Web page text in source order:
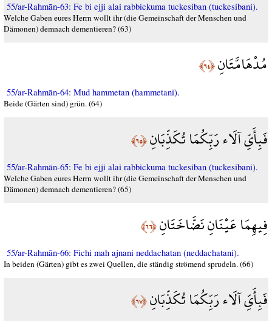
55/ar-Rahmān-63: Fe bi ejji alai rabbickuma tuckesiban (tuckesibani).
Welche Gaben eures Herrn wollt ihr (die Gemeinschaft der Menschen und
Dämonen) demnach dementieren? (63)
مُدْهَامَّتَانِ﴿٦٤﴾
55/ar-Rahmān-64: Mud hammetan (hammetani).
Beide (Gärten sind) grün. (64)
فَبِأَيِّ آلَاء رَبِّكُمَا تُكَذِّبَانِ﴿٦٥﴾
55/ar-Rahmān-65: Fe bi ejji alai rabbickuma tuckesiban (tuckesibani).
Welche Gaben eures Herrn wollt ihr (die Gemeinschaft der Menschen und
Dämonen) demnach dementieren? (65)
فِيهِمَا عَيْنَانِ نَضَّاخَتَانِ﴿٦٦﴾
55/ar-Rahmān-66: Fichi mah ajnani neddachatan (neddachatani).
In beiden (Gärten) gibt es zwei Quellen, die ständig strömend sprudeln. (66)
فَبِأَيِّ آلَاء رَبِّكُمَا تُكَذِّبَانِ﴿٦٧﴾